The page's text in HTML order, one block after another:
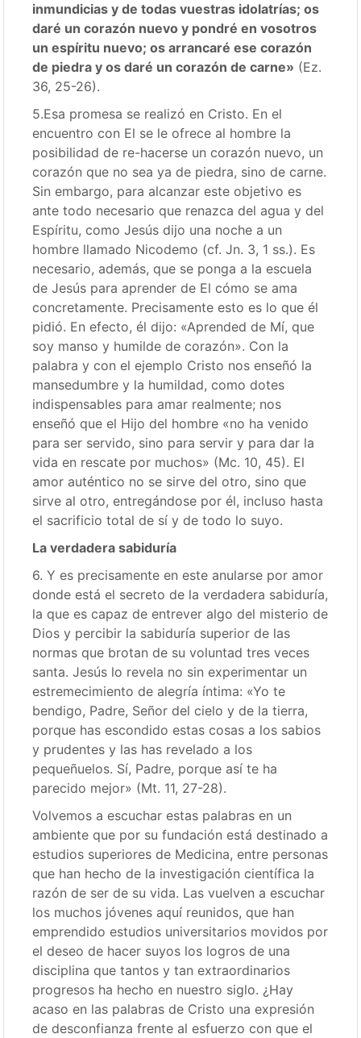
inmundicias y de todas vuestras idolatrías; os
daré un corazón nuevo y pondré en vosotros
un espíritu nuevo; os arrancaré ese corazón
de piedra y os daré un corazón de carne» (Ez.
36, 25-26).
5.Esa promesa se realizó en Cristo. En el
encuentro con El se le ofrece al hombre la
posibilidad de re-hacerse un corazón nuevo, un
corazón que no sea ya de piedra, sino de carne.
Sin embargo, para alcanzar este objetivo es
ante todo necesario que renazca del agua y del
Espíritu, como Jesús dijo una noche a un
hombre llamado Nicodemo (cf. Jn. 3, 1 ss.). Es
necesario, además, que se ponga a la escuela
de Jesús para aprender de El cómo se ama
concretamente. Precisamente esto es lo que él
pidió. En efecto, él dijo: «Aprended de Mí, que
soy manso y humilde de corazón». Con la
palabra y con el ejemplo Cristo nos enseñó la
mansedumbre y la humildad, como dotes
indispensables para amar realmente; nos
enseñó que el Hijo del hombre «no ha venido
para ser servido, sino para servir y para dar la
vida en rescate por muchos» (Mc. 10, 45). El
amor auténtico no se sirve del otro, sino que
sirve al otro, entregándose por él, incluso hasta
el sacrificio total de sí y de todo lo suyo.
La verdadera sabiduría
6. Y es precisamente en este anularse por amor
donde está el secreto de la verdadera sabiduría,
la que es capaz de entrever algo del misterio de
Dios y percibir la sabiduría superior de las
normas que brotan de su voluntad tres veces
santa. Jesús lo revela no sin experimentar un
estremecimiento de alegría íntima: «Yo te
bendigo, Padre, Señor del cielo y de la tierra,
porque has escondido estas cosas a los sabios
y prudentes y las has revelado a los
pequeñuelos. Sí, Padre, porque así te ha
parecido mejor» (Mt. 11, 27-28).
Volvemos a escuchar estas palabras en un
ambiente que por su fundación está destinado a
estudios superiores de Medicina, entre personas
que han hecho de la investigación científica la
razón de ser de su vida. Las vuelven a escuchar
los muchos jóvenes aquí reunidos, que han
emprendido estudios universitarios movidos por
el deseo de hacer suyos los logros de una
disciplina que tantos y tan extraordinarios
progresos ha hecho en nuestro siglo. ¿Hay
acaso en las palabras de Cristo una expresión
de desconfianza frente al esfuerzo con que el